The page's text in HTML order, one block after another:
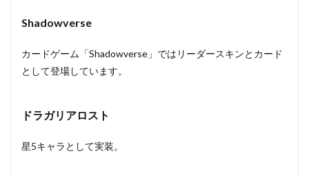
Shadowverse
カードゲーム「Shadowverse」ではリーダースキンとカード
として登場しています。
ドラガリアロスト
星5キャラとして実装。